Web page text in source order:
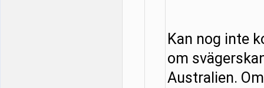
Kan nog inte
om
Australien.